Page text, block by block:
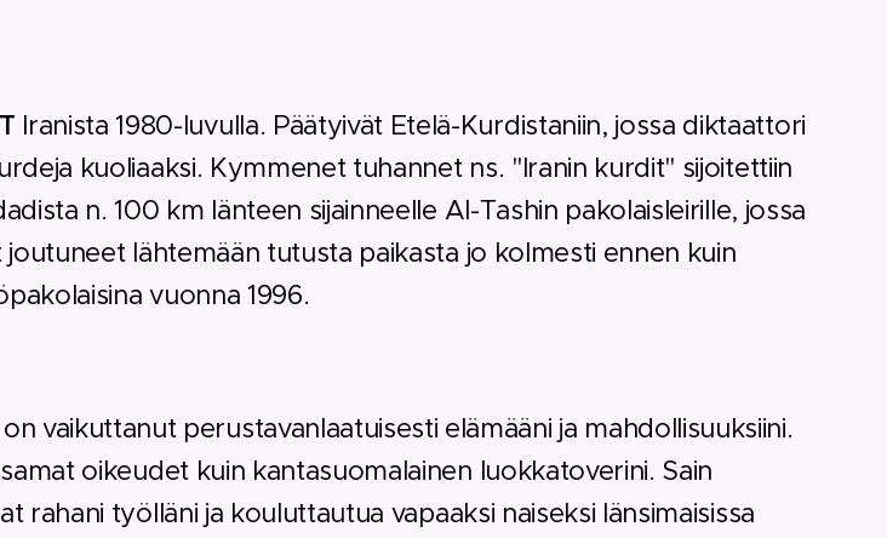
Iranista 1980-luvulla. Päätyivät Etelä-Kurdistaniin, jossa diktaattori
kuoliaaksi. Kymmenet tuhannet ns. "Iranin kurdit" sijoitettiin
n. 100 km länteen sijainneelle Al-Tashin pakolaisleirille, jossa
lähtemään tutusta paikasta jo kolmesti ennen kuin
vuonna 1996.
on vaikuttanut perustavanlaatuisesti elämääni ja mahdollisuuksiini.
oikeudet kuin kantasuomalainen luokkatoverini. Sain
rahani työlläni ja kouluttautua vapaaksi naiseksi länsimaisissa